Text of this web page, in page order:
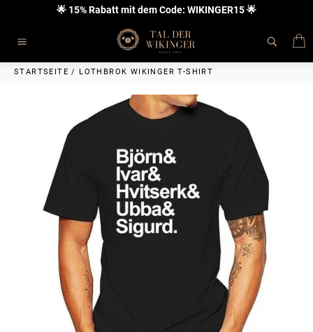
Inhalt
🌟 15% Rabatt mit dem Code: WIKINGER15 🌟
STARTSEITE / LOTHBROK WIKINGER T-SHIRT